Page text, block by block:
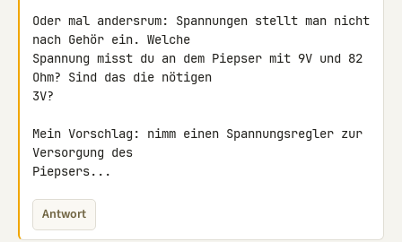
Oder mal andersrum: Spannungen stellt man nicht
nach Gehör ein. Welche
Spannung misst du an dem Piepser mit 9V und 82
Ohm? Sind das die nötigen
3V?
Mein Vorschlag: nimm einen Spannungsregler zur
Versorgung des
Piepsers...
Antwort